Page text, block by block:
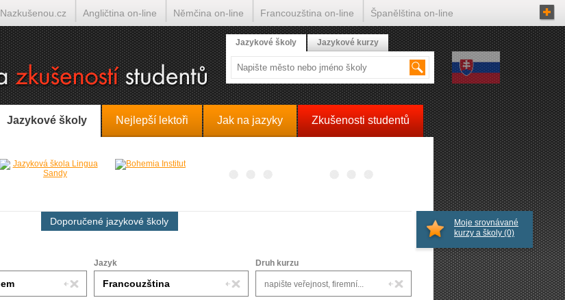
Jazykové školy Nejlepší lektoři Jak na jazyky Zkušenosti studentů
Doporučené jazykové školy
Jazyk Druh kurzu
Moje srovnávané
kurzy a školy (0)
Jazykové školy Jazykové kurzy
Nazkušenou.cz Angličtina on-line Němčina on-line Francouzština on-line Španělština on-line